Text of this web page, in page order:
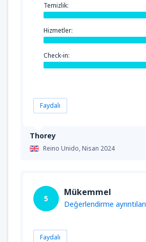
Thorey
Reino Unido,Nisan 2024
Temizlik:
Hizmetler:
Check-in:
Faydalı
5
Mükemmel
Değerlendirme ayrıntıları
Faydalı